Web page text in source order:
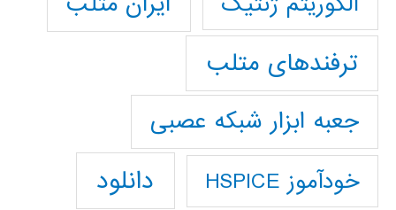
ترفندهای متلب
جعبه ابزار شبکه عصبی
خودآموز HSPICE دانلود